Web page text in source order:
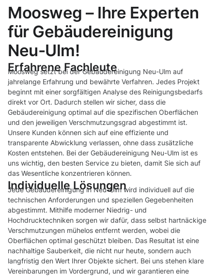
Moosweg – Ihre Experten
für Gebäudereinigung
Neu-Ulm!
Erfahrene Fachleute
Moosweg setzt bei der Gebäudereinigung Neu-Ulm auf
jahrelange Erfahrung und bewährte Verfahren. Jedes Projekt
beginnt mit einer sorgfältigen Analyse des Reinigungsbedarfs
direkt vor Ort. Dadurch stellen wir sicher, dass die
Gebäudereinigung optimal auf die spezifischen Oberflächen
und den jeweiligen Verschmutzungsgrad abgestimmt ist.
Unsere Kunden können sich auf eine effiziente und
transparente Abwicklung verlassen, ohne dass zusätzliche
Kosten entstehen. Bei der Gebäudereinigung Neu-Ulm ist es
uns wichtig, den besten Service zu bieten, damit Sie sich auf
das Wesentliche konzentrieren können.
Individuelle Lösungen
Jede Gebäudereinigung in Neu-Ulm wird individuell auf die
technischen Anforderungen und speziellen Gegebenheiten
abgestimmt. Mithilfe moderner Niedrig- und
Hochdrucktechniken sorgen wir dafür, dass selbst hartnäckige
Verschmutzungen mühelos entfernt werden, wobei die
Oberflächen optimal geschützt bleiben. Das Resultat ist eine
nachhaltige Sauberkeit, die nicht nur heute, sondern auch
langfristig den Wert Ihrer Objekte sichert. Bei uns stehen klare
Vereinbarungen im Vordergrund, und wir garantieren eine